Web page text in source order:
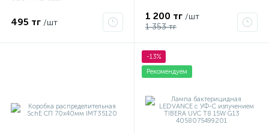
495 тг /шт
1 200 тг /шт
1 353 тг
-13%
Рекомендуем